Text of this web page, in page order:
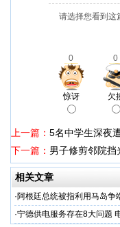
请选择您看到这
0 0
惊讶 欠
上一篇： 5名中学生深夜
下一篇： 男子修剪邻院
相关文章
·阿根廷总统被指利用马岛争
·宁德供电服务存在8大问题